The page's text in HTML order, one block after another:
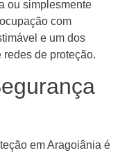
ou simplesmente
com
e um dos
de proteção.
em Aragoiânia é